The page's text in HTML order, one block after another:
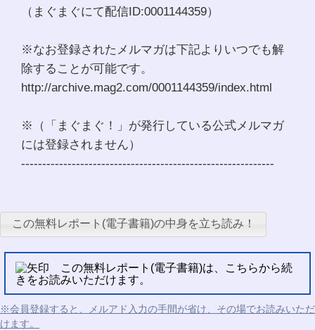
（まぐまぐにて配信ID:0001144359）
※なお登録されたメルマガは下記よりいつでも解
除することが可能です。
http://archive.mag2.com/0001144359/index.html
※（「まぐまぐ！」が発行している公式メルマガ
には登録されません）
------------------------------------------------------------
この無料レポート(電子書籍)の中身を立ち読み！
この無料レポート(電子書籍)は、こちらから続
きをお読みいただけます。
※会員登録すると、メルアド入力の手間が省け、その場でお読みいただ
けます。